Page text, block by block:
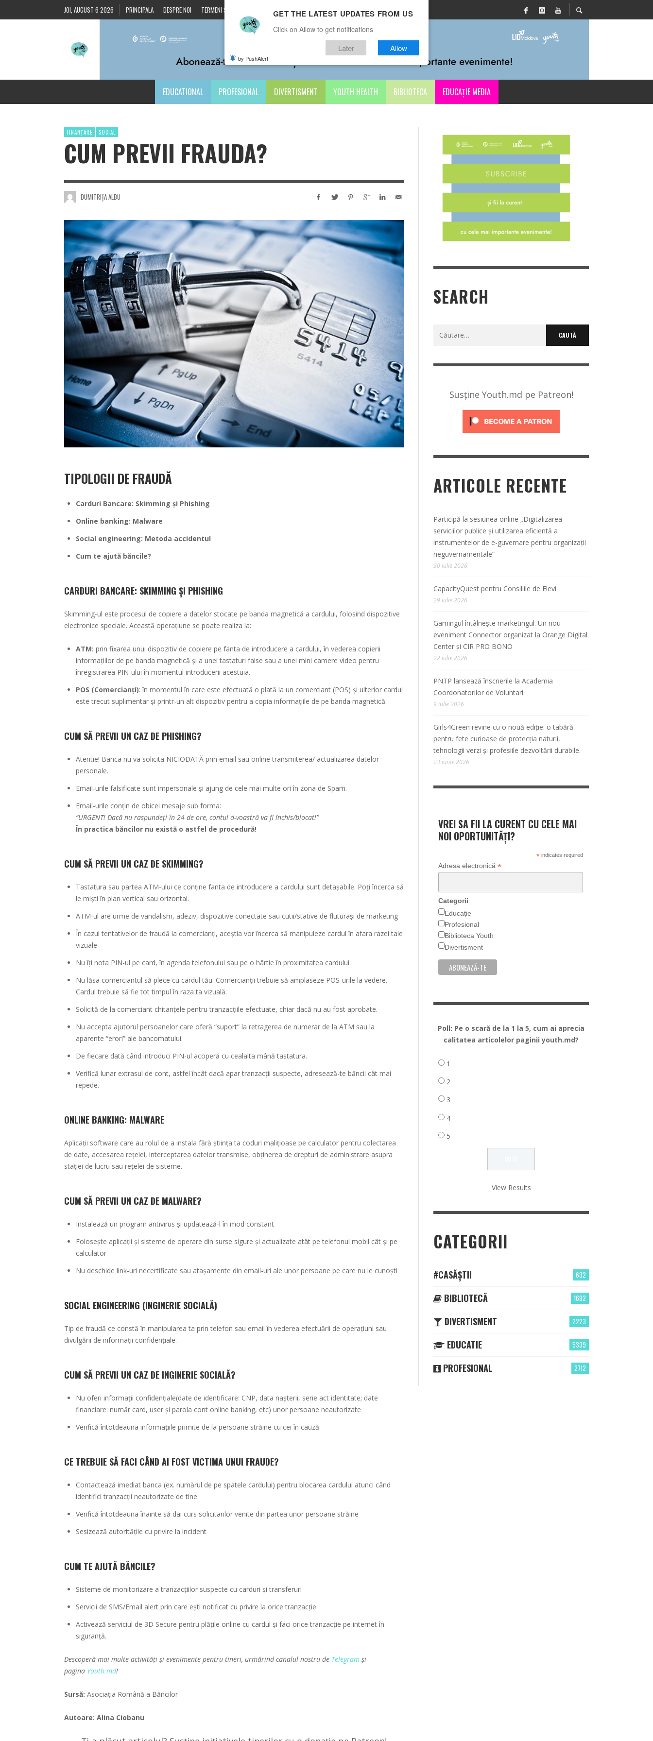
JOI, AUGUST 6 2026 PRINCIPALA DESPRE NOI TERMENI ȘI CONDIȚII CONTACTE
EDUCATIONAL PROFESIONAL DIVERTISMENT YOUTH HEALTH BIBLIOTECA EDUCAȚIE MEDIA
FINANȚARE SOCIAL
CUM PREVII FRAUDA?
DUMITRIȚA ALBU
TIPOLOGII DE FRAUDĂ
Carduri Bancare: Skimming și Phishing
Online banking: Malware
Social engineering: Metoda accidentul
Cum te ajută băncile?
CARDURI BANCARE: SKIMMING ȘI PHISHING
Skimming-ul este procesul de copiere a datelor stocate pe banda magnetică a cardului, folosind dispozitive
electronice speciale. Această operațiune se poate realiza la:
ATM: prin fixarea unui dispozitiv de copiere pe fanta de introducere a cardului, în vederea copierii
informațiilor de pe banda magnetică și a unei tastaturi false sau a unei mini camere video pentru
înregistrarea PIN-ului în momentul introducerii acestuia.
POS (Comercianți): în momentul în care este efectuată o plată la un comerciant (POS) și ulterior cardul
este trecut suplimentar și printr-un alt dispozitiv pentru a copia informațiile de pe banda magnetică.
CUM SĂ PREVII UN CAZ DE PHISHING?
Atentie! Banca nu va solicita NICIODATĂ prin email sau online transmiterea/ actualizarea datelor
personale.
Email-urile falsificate sunt impersonale şi ajung de cele mai multe ori în zona de Spam.
Email-urile conțin de obicei mesaje sub forma:
“URGENT! Dacă nu raspundeți în 24 de ore, contul d-voastră va fi închis/blocat!”
În practica băncilor nu există o astfel de procedură!
CUM SĂ PREVII UN CAZ DE SKIMMING?
Tastatura sau partea ATM-ului ce conține fanta de introducere a cardului sunt detașabile. Poți încerca să
le miști în plan vertical sau orizontal.
ATM-ul are urme de vandalism, adeziv, dispozitive conectate sau cutii/stative de fluturași de marketing
În cazul tentativelor de fraudă la comercianți, aceștia vor încerca să manipuleze cardul în afara razei tale
vizuale
Nu îți nota PIN-ul pe card, în agenda telefonului sau pe o hârtie în proximitatea cardului.
Nu lăsa comerciantul să plece cu cardul tău. Comercianții trebuie să amplaseze POS-urile la vedere.
Cardul trebuie să fie tot timpul în raza ta vizuală.
Solicită de la comerciant chitanțele pentru tranzacțiile efectuate, chiar dacă nu au fost aprobate.
Nu accepta ajutorul persoanelor care oferă “suport” la retragerea de numerar de la ATM sau la
aparente “erori” ale bancomatului.
De fiecare dată când introduci PIN-ul acoperă cu cealalta mână tastatura.
Verifică lunar extrasul de cont, astfel încât dacă apar tranzacții suspecte, adresează-te băncii cât mai
repede.
ONLINE BANKING: MALWARE
Aplicații software care au rolul de a instala fără știința ta coduri malițioase pe calculator pentru colectarea
de date, accesarea rețelei, interceptarea datelor transmise, obținerea de drepturi de administrare asupra
stației de lucru sau rețelei de sisteme.
CUM SĂ PREVII UN CAZ DE MALWARE?
Instalează un program antivirus și updatează-l în mod constant
Folosește aplicații și sisteme de operare din surse sigure și actualizate atât pe telefonul mobil cât și pe
calculator
Nu deschide link-uri necertificate sau atașamente din email-uri ale unor persoane pe care nu le cunoști
SOCIAL ENGINEERING (INGINERIE SOCIALĂ)
Tip de fraudă ce constă în manipularea ta prin telefon sau email în vederea efectuării de operațiuni sau
divulgării de informații confidențiale.
CUM SĂ PREVII UN CAZ DE INGINERIE SOCIALĂ?
Nu oferi informații confidențiale(date de identificare: CNP, data nașterii, serie act identitate; date
financiare: număr card, user și parola cont online banking, etc) unor persoane neautorizate
Verifică întotdeauna informațiile primite de la persoane străine cu cei în cauză
CE TREBUIE SĂ FACI CÂND AI FOST VICTIMA UNUI FRAUDE?
Contactează imediat banca (ex. numărul de pe spatele cardului) pentru blocarea cardului atunci când
identifici tranzacții neautorizate de tine
Verifică întotdeauna înainte să dai curs solicitarilor venite din partea unor persoane străine
Sesizează autoritățile cu privire la incident
CUM TE AJUTĂ BĂNCILE?
Sisteme de monitorizare a tranzacțiilor suspecte cu carduri și transferuri
Servicii de SMS/Email alert prin care ești notificat cu privire la orice tranzacție.
Activează serviciul de 3D Secure pentru plățile online cu cardul și faci orice tranzacție pe internet în
siguranță.
Descoperă mai multe activități și evenimente pentru tineri, urmărind canalul nostru de Telegram și
pagina Youth.md!
Sursă: Asociația Română a Băncilor
Autoare: Alina Ciobanu
SEARCH
Caută
Susține Youth.md pe Patreon!
ARTICOLE RECENTE
Participă la sesiunea online „Digitalizarea
serviciilor publice și utilizarea eficientă a
instrumentelor de e-guvernare pentru organizații
neguvernamentale”
30 iulie 2026
CapacityQuest pentru Consiliile de Elevi
29 iulie 2026
Gamingul întâlnește marketingul. Un nou
eveniment Connector organizat la Orange Digital
Center și CIR PRO BONO
22 iulie 2026
PNTP lansează înscrierile la Academia
Coordonatorilor de Voluntari.
9 iulie 2026
Girls4Green revine cu o nouă ediție: o tabără
pentru fete curioase de protecția naturii,
tehnologii verzi și profesiile dezvoltării durabile.
23 iunie 2026
VREI SA FII LA CURENT CU CELE MAI
NOI OPORTUNITĂȚI?
*indicates required
Adresa electronică *
Categorii
Educație
Profesional
Biblioteca Youth
Divertisment
Poll: Pe o scară de la 1 la 5, cum ai aprecia
calitatea articolelor paginii youth.md?
1
2
3
4
5
View Results
CATEGORII
632
#CASĂȘTII
1692
BIBLIOTECĂ
2223
DIVERTISMENT
5339
EDUCATIE
2712
PROFESIONAL
GET THE LATEST UPDATES FROM US
Click on Allow to get notifications
Later Allow
by PushAlert